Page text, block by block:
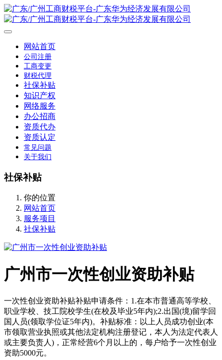
网站首页
公司注册
工商变更
财税代理
社保补贴
知识产权
网络服务
办公招商
资质代办
资质认定
常见问题
关于我们
社保补贴
你的位置
网站首页
服务项目
社保补贴
广州市一次性创业资助补贴
一次性创业资助补贴补贴申请条件：1.在本市普通高等学校、
职业学校、技工院校学生(在校及毕业5年内);2.出国(境)留学回
国人员(领取学位证5年内)。补贴标准：以上人员成功创业(本
市领取营业执照或其他法定机构注册登记，本人为法定代表人
或主要负责人)，正常经营6个月以上的，每户给予一次性创业
资助5000元。